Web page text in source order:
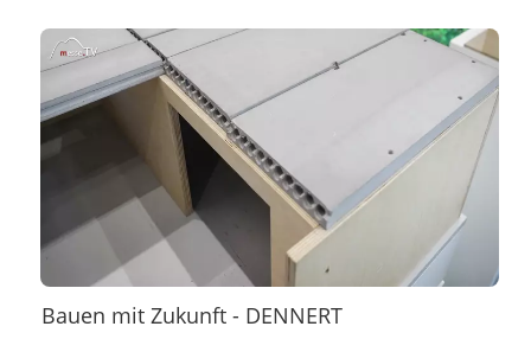
Bauen mit Zukunft - DENNERT